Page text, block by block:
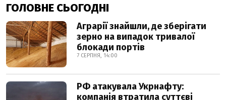
ГОЛОВНЕ СЬОГОДНІ
Аграрії знайшли, де зберігати
зерно на випадок тривалої
блокади портів
7 СЕРПНЯ, 14:00
РФ атакувала Укрнафту:
компанія втратила суттєві